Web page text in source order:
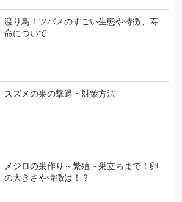
渡り鳥！ツバメのすごい生態や特徴、寿
命について
スズメの巣の撃退・対策方法
メジロの巣作り～繁殖～巣立ちまで！卵
の大きさや特徴は！？